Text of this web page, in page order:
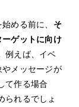
める前に、 そ
ゲットに向け
例えば、イベ
メッセージが
て作る場合
られるでしょ